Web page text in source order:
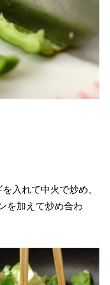
入れて中火で炒め、
を加えて炒め合わ